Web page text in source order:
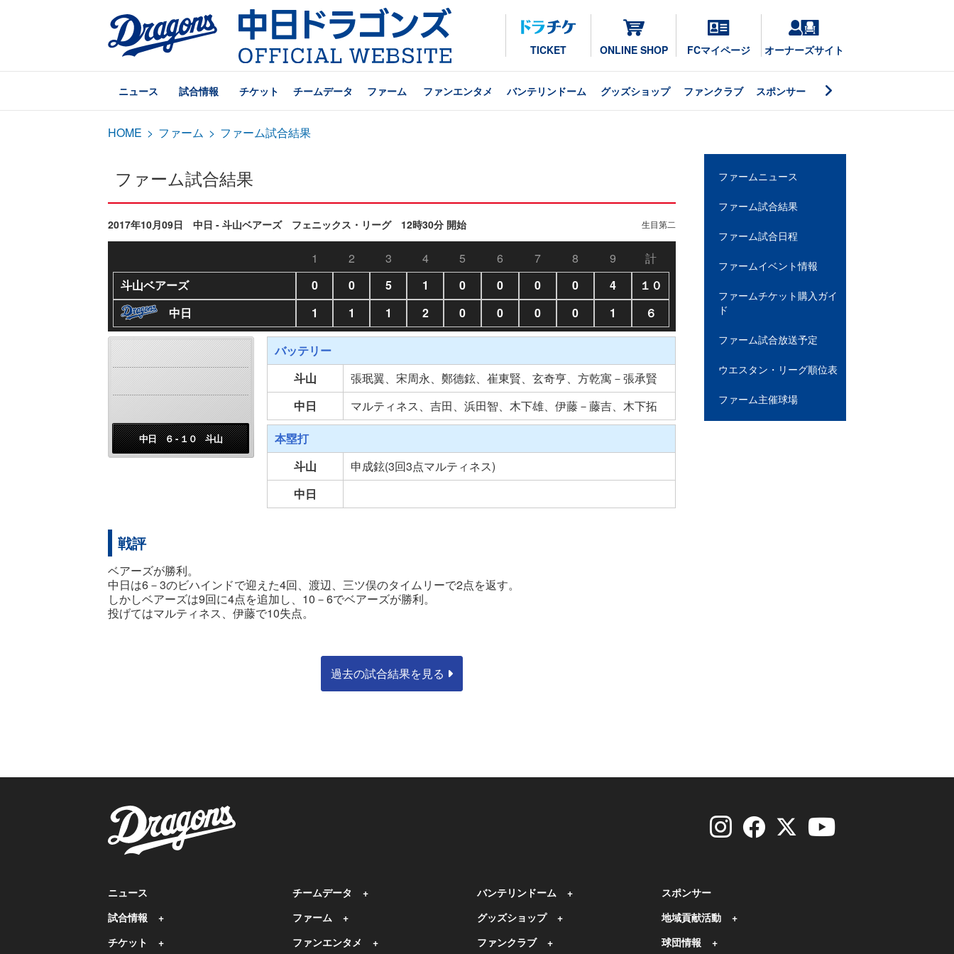
TICKET ONLINE SHOP FCマイページ オーナーズサイト
ニュース 試合情報 チケット チームデータ ファーム ファンエンタメ バンテリンドーム グッズショップ ファンクラブ スポンサー
HOME > ファーム > ファーム試合結果
ファーム試合結果
2017年10月09日 中日 - 斗山ベアーズ フェニックス・リーグ 12時30分 開始 生目第二
1 2 3 4 5 6 7 8 9
計
斗山ベアーズ
0 0 5 1 0 0 0 0 4
１０
中日
1 1 1 2 0 0 0 0 1 ６
中日 ６ - １０ 斗山
バッテリー
斗山
張珉翼、宋周永、鄭德鉉、崔東賢、玄奇亨、方乾寓－張承賢
中日
マルティネス、吉田、浜田智、木下雄、伊藤－藤吉、木下拓
本塁打
斗山
申成鉉(3回3点マルティネス)
中日
戦評
ベアーズが勝利。
中日は6－3のビハインドで迎えた4回、渡辺、三ツ俣のタイムリーで2点を返す。
しかしベアーズは9回に4点を追加し、10－6でベアーズが勝利。
投げてはマルティネス、伊藤で10失点。
過去の試合結果を見る
ファームニュース
ファーム試合結果
ファーム試合日程
ファームイベント情報
ファームチケット購入ガイ
ド
ファーム試合放送予定
ウエスタン・リーグ順位表
ファーム主催球場
ニュース
試合情報
チケット
チームデータ
ファーム
ファンエンタメ
バンテリンドーム
グッズショップ
ファンクラブ
スポンサー
地域貢献活動
球団情報